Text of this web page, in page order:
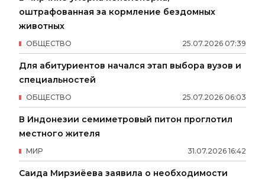
оштрафованная за кормление бездомных
животных
25.07.2026 07:39
ОБЩЕСТВО
Для абитуриентов начался этап выбора вузов и
специальностей
25.07.2026 06:03
ОБЩЕСТВО
В Индонезии семиметровый питон проглотил
местного жителя
31.07.2026 16:42
МИР
Саида Мирзиёева заявила о необходимости